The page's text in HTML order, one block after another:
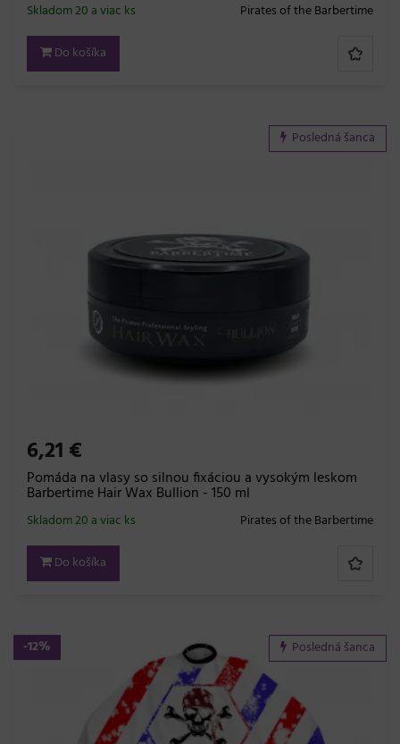
Pirates of the Barbertime
Skladom 20 a viac ks
Do košíka
Posledná šanca
6,21 €
Pomáda na vlasy so silnou fixáciou a vysokým leskom
Barbertime Hair Wax Bullion - 150 ml
Pirates of the Barbertime
Skladom 20 a viac ks
Do košíka
-12% Posledná šanca